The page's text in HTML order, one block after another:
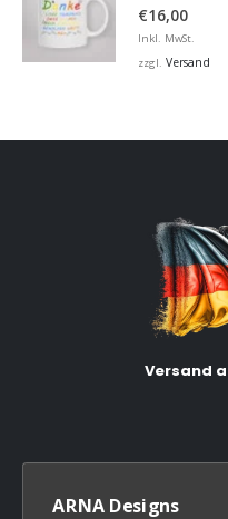
5.00von 5
€16,00
Inkl. MwSt.
zzgl. Versand
Versand
ARNA Designs